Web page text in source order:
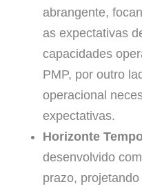
abrangente,
as expectativas
capacidades
PMP, por outro
operacional
expectativas.
Horizonte
desenvolvido
prazo,